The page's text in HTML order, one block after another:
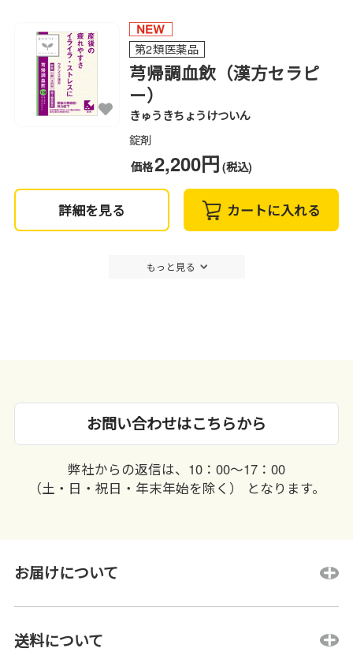
第2類医薬品
芎帰調血飲（漢方セラピ
ー）
きゅうきちょうけついん
錠剤
価格2,200円 (税込)
詳細を見る カートに入れる
もっと見る
お問い合わせはこちらから
弊社からの返信は、10：00〜17：00
（土・日・祝日・年末年始を除く） となります。
お届けについて
送料について